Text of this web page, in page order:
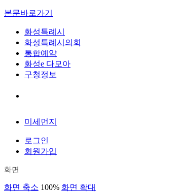
본문바로가기
화성특례시
화성특례시의회
통합예약
화성e 다모아
구청정보
미세먼지
로그인
회원가입
화면
화면 축소 100% 화면 확대